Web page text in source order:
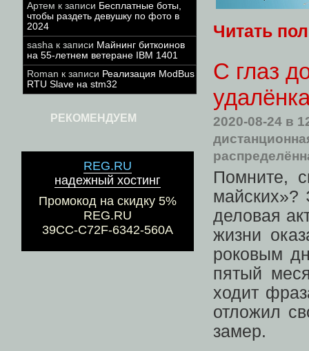
Артем к записи Бесплатные боты,
чтобы раздеть девушку по фото в
2024
sasha к записи Майнинг биткоинов
на 55-летнем ветеране IBM 1401
Roman к записи Реализация ModBus
RTU Slave на stm32
РЕКОМЕНДУЕМ
REG.RU
надежный хостинг
Промокод на скидку 5%
REG.RU
39CC-C72F-6342-560A
Читать
С глаз
2020-08-24 в
Помните,
майских»?
деловая
жизни
роковым
пятый
ходит
отложил
замер.